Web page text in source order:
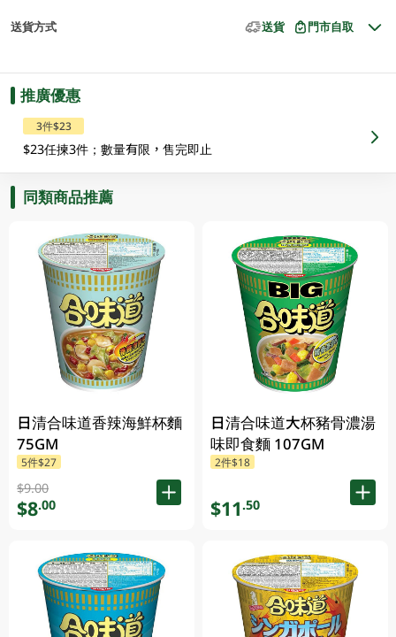
送貨方式 送貨 門市自取
推廣優惠
3件$23
$23任揀3件；數量有限，售完即止
同類商品推薦
日清合味道香辣海鮮杯麵
75GM
5件$27
$9.00
$8.00
日清合味道大杯豬骨濃湯
味即食麵 107GM
2件$18
$11.50